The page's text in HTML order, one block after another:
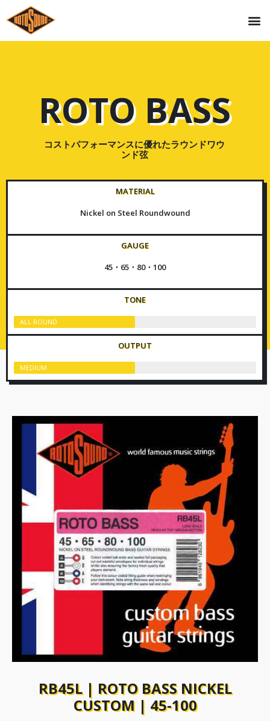
ROTO BASS
コストパフォーマンスに優れたラウンドワウ
ンド弦
MATERIAL
Nickel on Steel Roundwound
GAUGE
45・65・80・100
TONE
ALL ROUND
OUTPUT
MEDIUM
RB45L | ROTO BASS NICKEL
CUSTOM | 45-100